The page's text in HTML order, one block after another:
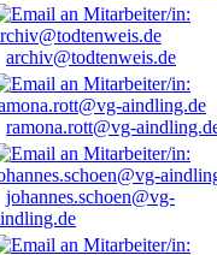
archiv@todtenweis.de
ramona.rott@vg-
johannes.schoen@vg-